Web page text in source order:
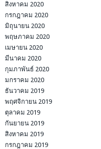
สิงหาคม 2020
กรกฎาคม 2020
มิถุนายน 2020
พฤษภาคม 2020
เมษายน 2020
มีนาคม 2020
กุมภาพันธ์ 2020
มกราคม 2020
ธันวาคม 2019
พฤศจิกายน 2019
ตุลาคม 2019
กันยายน 2019
สิงหาคม 2019
กรกฎาคม 2019